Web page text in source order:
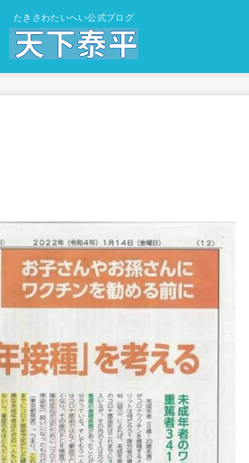
たきさわたいへい公式ブログ